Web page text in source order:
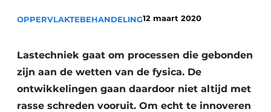
Video’s
OPPERVLAKTEBEHANDELING12 maart 2020
Lastechniek gaat om processen die gebonden
zijn aan de wetten van de fysica. De
ontwikkelingen gaan daardoor niet altijd met
rasse schreden vooruit. Om echt te innoveren